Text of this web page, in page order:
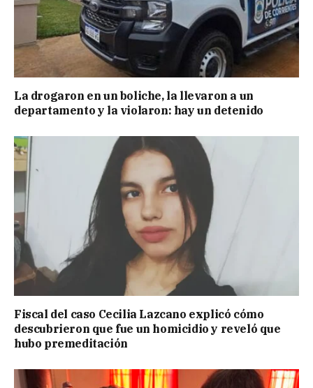
La drogaron en un boliche, la llevaron a un
departamento y la violaron: hay un detenido
Fiscal del caso Cecilia Lazcano explicó cómo
descubrieron que fue un homicidio y reveló que
hubo premeditación